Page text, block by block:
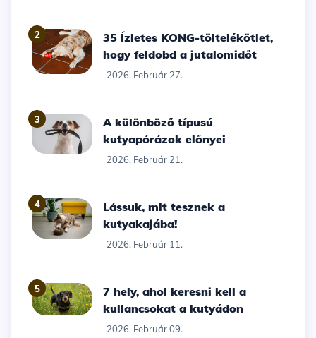
2
35 Ízletes KONG-töltelékötlet,
hogy feldobd a jutalomidőt
2026. Február 27.
3
A különböző típusú
kutyapórázok előnyei
2026. Február 21.
4
Lássuk, mit tesznek a
kutyakajába!
2026. Február 11.
5
7 hely, ahol keresni kell a
kullancsokat a kutyádon
2026. Február 09.